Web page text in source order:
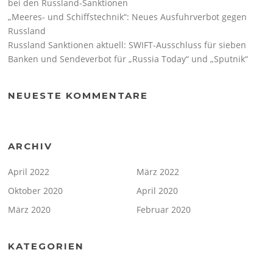
bei den Russland-Sanktionen
„Meeres- und Schiffstechnik“: Neues Ausfuhrverbot gegen
Russland
Russland Sanktionen aktuell: SWIFT-Ausschluss für sieben
Banken und Sendeverbot für „Russia Today“ und „Sputnik“
NEUESTE KOMMENTARE
ARCHIV
April 2022
März 2022
Oktober 2020
April 2020
März 2020
Februar 2020
KATEGORIEN